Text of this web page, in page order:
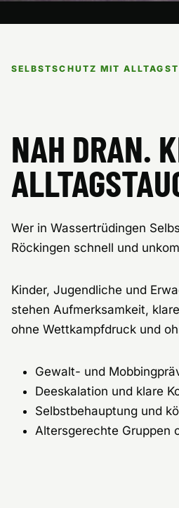
SELBSTSCHUTZ MIT
NAH DRAN.
Wer in Wassertrüdingen
Röckingen schnell und
Kinder, Jugendliche und
stehen Aufmerksamkeit,
ohne Wettkampfdruck und
Gewalt- und
Deeskalation und klare
Selbstbehauptung und
Altersgerechte Gruppen